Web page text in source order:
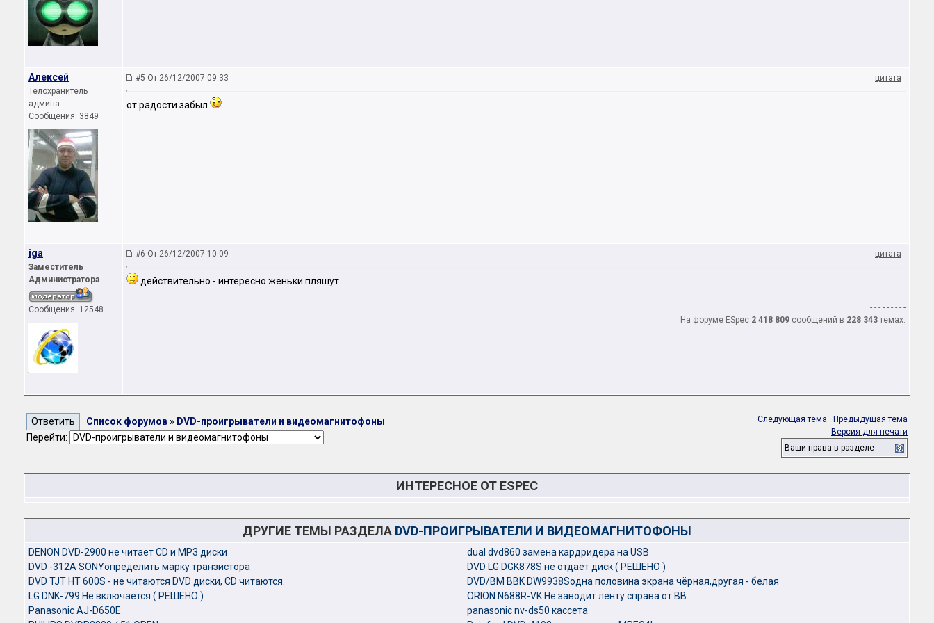
Алексей
Телохранитель
админа
Сообщения: 3849
#5 От 26/12/2007 09:33 цитата
от радости забыл
iga
Заместитель
Администратора
Сообщения: 12548
#6 От 26/12/2007 10:09 цитата
действительно - интересно женьки пляшут.
- - - - - - - - -
На форуме ESpec 2 418 809 сообщений в 228 343темах.
Список форумов » DVD-проигрыватели и видеомагнитофоны
Перейти:
Следующая тема · Предыдущая тема
Версия для печати
Ваши права в разделе
ИНТЕРЕСНОЕ ОТ ESPEC
ДРУГИЕ ТЕМЫ РАЗДЕЛА DVD-ПРОИГРЫВАТЕЛИ И ВИДЕОМАГНИТОФОНЫ
DENON DVD-2900 не читает CD и MP3 диски
dual dvd860 замена кардридера на USB
DVD -312A SONYопределить марку транзистора
DVD LG DGK878S не отдаёт диск ( РЕШЕНО )
DVD TJT HT 600S - не читаются DVD диски, СD читаются.
DVD/BM BBK DW9938Sодна половина экрана чёрная,другая - белая
LG DNK-799 Не включается ( РЕШЕНО )
ORION N688R-VK Не заводит ленту справа от ВВ.
Panasonic AJ-D650E
panasonic nv-ds50 кассета